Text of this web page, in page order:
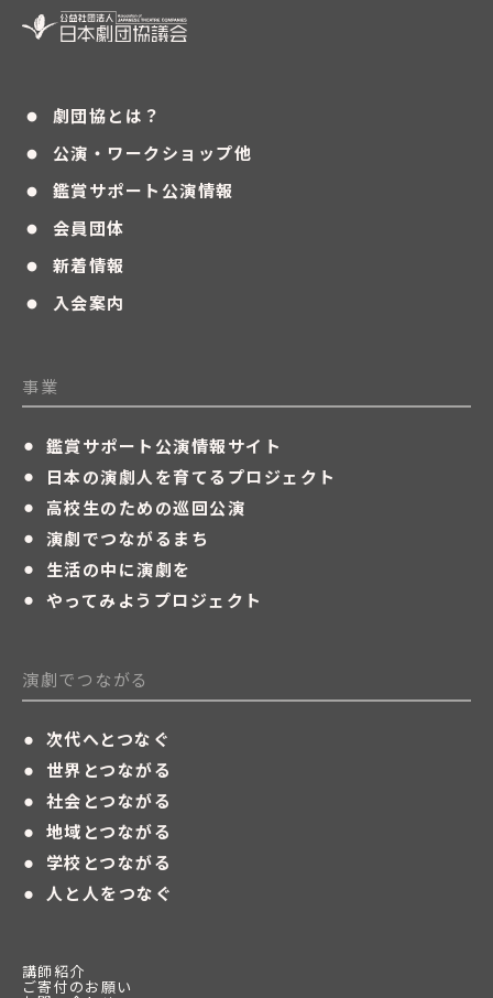
・ 劇団協とは？
・ 公演・ワークショップ他
・ 鑑賞サポート公演情報
・ 会員団体
・ 新着情報
・ 入会案内
事業
・ 鑑賞サポート公演情報サイト
・ 日本の演劇人を育てるプロジェクト
・ 高校生のための巡回公演
・ 演劇でつながるまち
・ 生活の中に演劇を
・ やってみようプロジェクト
演劇でつながる
・ 次代へとつなぐ
・ 世界とつながる
・ 社会とつながる
・ 地域とつながる
・ 学校とつながる
・ 人と人をつなぐ
講師紹介
ご寄付のお願い